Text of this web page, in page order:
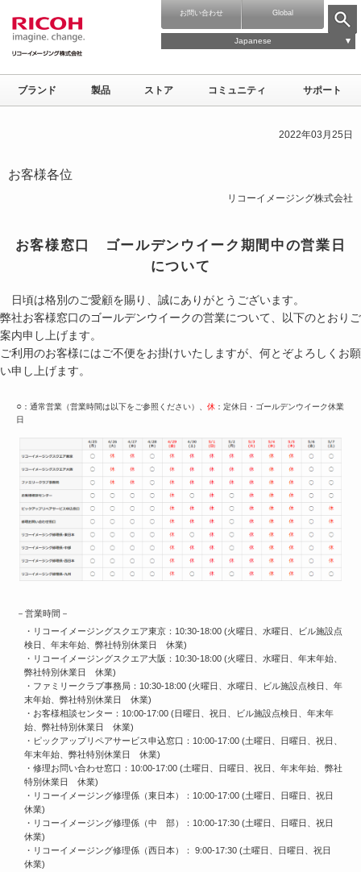
お問い合わせ Global
Japanese
ブランド 製品 ストア コミュニティ サポート
2022年03月25日
お客様各位
リコーイメージング株式会社
お客様窓口 ゴールデンウイーク期間中の営業日
について
日頃は格別のご愛顧を賜り、誠にありがとうございます。
弊社お客様窓口のゴールデンウイークの営業について、以下のとおりご
案内申し上げます。
ご利用のお客様にはご不便をお掛けいたしますが、何とぞよろしくお願
い申し上げます。
○ ：通常営業（営業時間は以下をご参照ください）、 休 ：定休日・ゴールデンウイーク休業
日
－営業時間－
・リコーイメージングスクエア東京：10:30-18:00 (火曜日、水曜日、ビル施設点
検日、年末年始、弊社特別休業日 休業)
・リコーイメージングスクエア大阪：10:30-18:00 (火曜日、水曜日、年末年始、
弊社特別休業日 休業)
・ファミリークラブ事務局：10:30-18:00 (火曜日、水曜日、ビル施設点検日、年
末年始、弊社特別休業日 休業)
・お客様相談センター：10:00-17:00 (日曜日、祝日、ビル施設点検日、年末年
始、弊社特別休業日 休業)
・ピックアップリペアサービス申込窓口：10:00-17:00 (土曜日、日曜日、祝日、
年末年始、弊社特別休業日 休業)
・修理お問い合わせ窓口：10:00-17:00 (土曜日、日曜日、祝日、年末年始、弊社
特別休業日 休業)
・リコーイメージング修理係（東日本）：10:00-17:00 (土曜日、日曜日、祝日
休業)
・リコーイメージング修理係（中 部）：10:00-17:30 (土曜日、日曜日、祝日
休業)
・リコーイメージング修理係（西日本）： 9:00-17:30 (土曜日、日曜日、祝日
休業)